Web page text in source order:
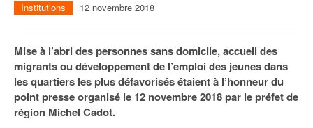
Aménagement
Institutions
Services urbains
Entreprises
Emploi
Attractivité
75
77
Carnet
Nominations
Les Assises du Grand Paris
Institutions 12 novembre 2018
Mise à l’abri des personnes sans domicile, accueil des
migrants ou développement de l’emploi des jeunes dans
les quartiers les plus défavorisés étaient à l’honneur du
point presse organisé le 12 novembre 2018 par le préfet de
région Michel Cadot.